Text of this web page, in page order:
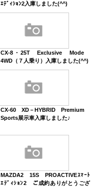
ｴﾃﾞｨｼｮﾝ2入庫しました(^^)
CX-8・25T Exclusive Mode
4WD（７人乗り）入庫しました(^^)
CX-60 XD－HYBRID Premium
Sports展示車入庫しました♪
MAZDA2 15S PROACTIVEｽﾏｰﾄ
ｴﾃﾞｨｼｮﾝ2 ご成約ありがとうござ